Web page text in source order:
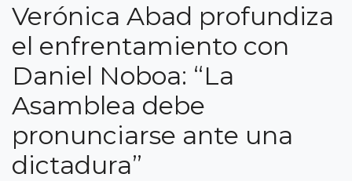
Verónica Abad profundiza
el enfrentamiento con
Daniel Noboa: “La
Asamblea debe
pronunciarse ante una
dictadura”